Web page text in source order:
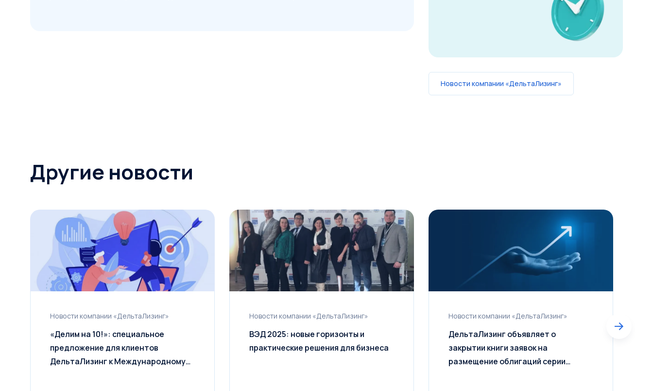
Новости компании «ДельтаЛизинг»
Другие новости
Новости компании «ДельтаЛизинг»
«Делим на 10!»: специальное
предложение для клиентов
ДельтаЛизинг к Международному
Новости компании «ДельтаЛизинг»
ВЭД 2025: новые горизонты и
практические решения для бизнеса
Новости компании «ДельтаЛизинг»
ДельтаЛизинг объявляет о
закрытии книги заявок на
размещение облигаций серии
Условия сделки
Предмет лизинга
Тип имущества
100 млн